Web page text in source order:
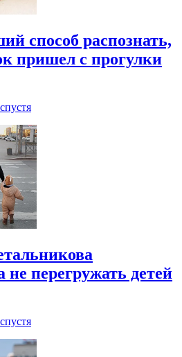
способ распознать,
пришел с прогулки
не перегружать детей